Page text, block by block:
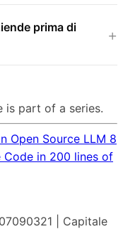
prima di
is part of a series.
Open Source LLM 8
in 200 lines of
| Capitale